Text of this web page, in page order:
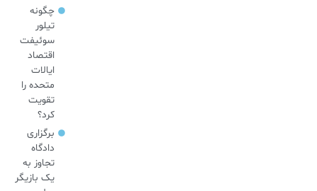
چگونه
تیلور
سوئیفت
اقتصاد
ایالات
متحده را
تقویت
کرد؟
برگزاری
دادگاه
تجاوز به
یک بازیگر